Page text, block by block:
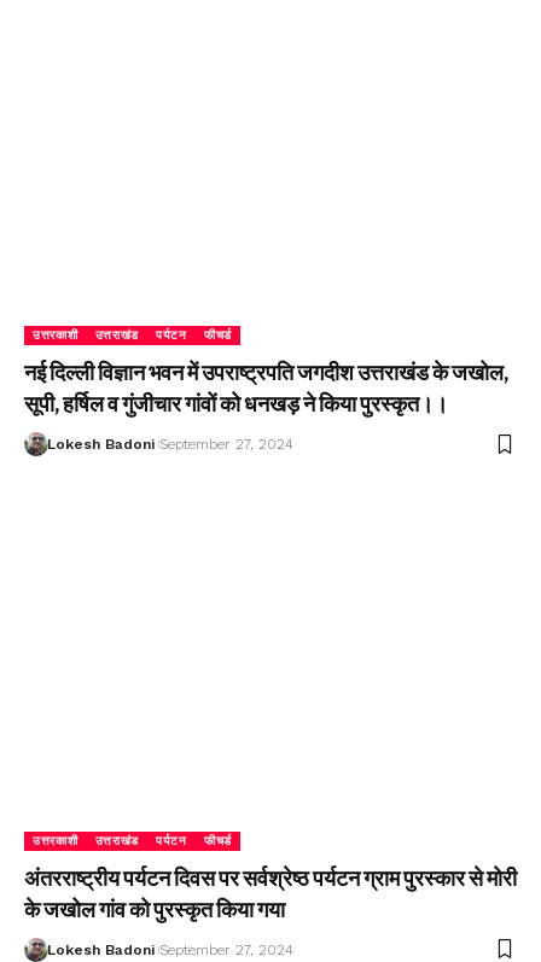
उत्तरकाशी उत्तराखंड पर्यटन फीचर्ड
नई दिल्ली विज्ञान भवन में उपराष्ट्रपति जगदीश उत्तराखंड के जखोल,
सूपी, हर्षिल व गुंजीचार गांवों को धनखड़ ने किया पुरस्कृत।।
Lokesh Badoni September 27, 2024
उत्तरकाशी उत्तराखंड पर्यटन फीचर्ड
अंतरराष्ट्रीय पर्यटन दिवस पर सर्वश्रेष्ठ पर्यटन ग्राम पुरस्कार से मोरी
के जखोल गांव को पुरस्कृत किया गया
Lokesh Badoni September 27, 2024